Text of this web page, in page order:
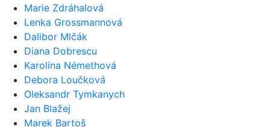
Marie Zdráhalová
Lenka Grossmannová
Dalibor Mlčák
Diana Dobrescu
Karolína Némethová
Debora Loučková
Oleksandr Tymkanych
Jan Blažej
Marek Bartoš